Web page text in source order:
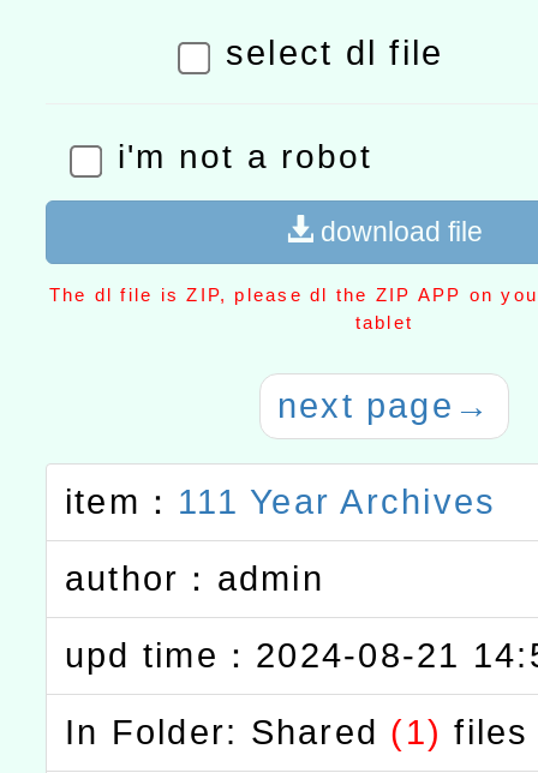
select dl file
i'm not a robot
download file
The dl file is ZIP, please dl the ZIP APP on
tablet
next page →
item： 111 Year Archives
author：admin
upd time：2024-08-21
In Folder: Shared (1) files